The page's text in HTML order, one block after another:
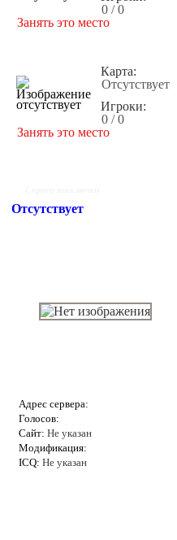
0 / 0
Занять это место
Карта:
Отсутствует
Игроки:
0 / 0
Занять это место
Отсутствует
Адрес сервера:
Голосов:
Сайт: Не указан
Модификация:
ICQ: Не указан